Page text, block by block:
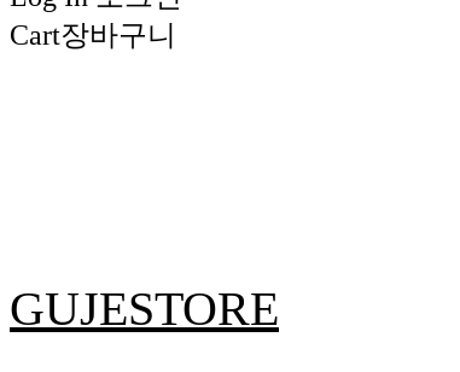
Cart장바구니
GUJESTORE